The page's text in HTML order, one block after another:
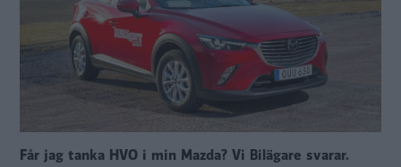
Får jag tanka HVO i min Mazda? Vi Bilägare svarar.